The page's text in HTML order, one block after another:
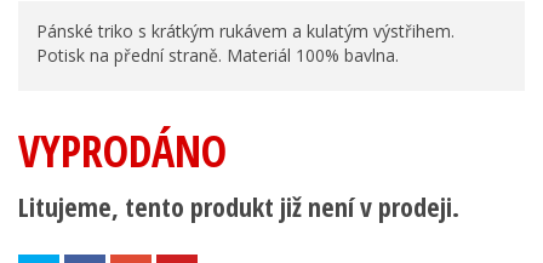
Pánské triko s krátkým rukávem a kulatým výstřihem.
Potisk na přední straně. Materiál 100% bavlna.
VYPRODÁNO
Litujeme, tento produkt již není v prodeji.